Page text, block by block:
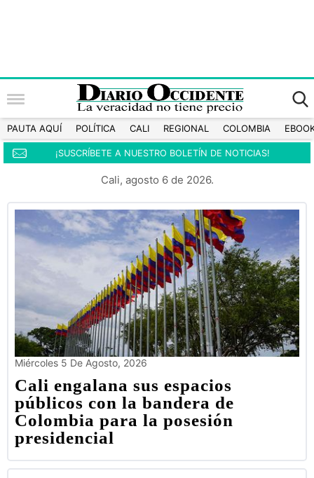
PAUTA AQUÍ POLÍTICA CALI REGIONAL COLOMBIA
¡SUSCRÍBETE A NUESTRO BOLETÍN DE NOTICIAS!
Cali, agosto 6 de 2026.
Miércoles 5 De Agosto, 2026
Cali engalana sus espacios
públicos con la bandera de
Colombia para la posesión
presidencial